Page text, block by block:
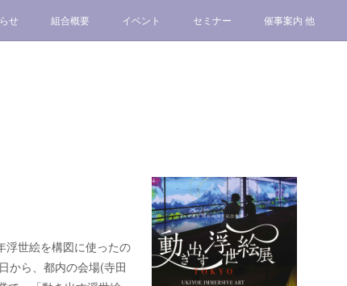
せ 組合概要 イベント セミナー 催事案内 他
浮世絵を構図に使ったの
から、都内の会場(寺田